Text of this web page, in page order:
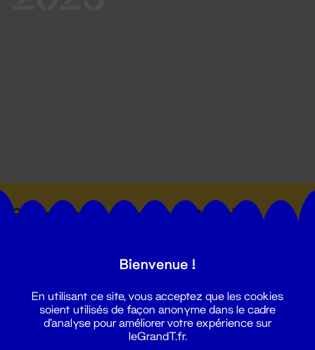
Suivez toutes les actualités du
Bienvenue !
En utilisant ce site, vous acceptez que les cookies
soient utilisés de façon anonyme dans le cadre
d'analyse pour améliorer votre expérience sur
leGrandT.fr.